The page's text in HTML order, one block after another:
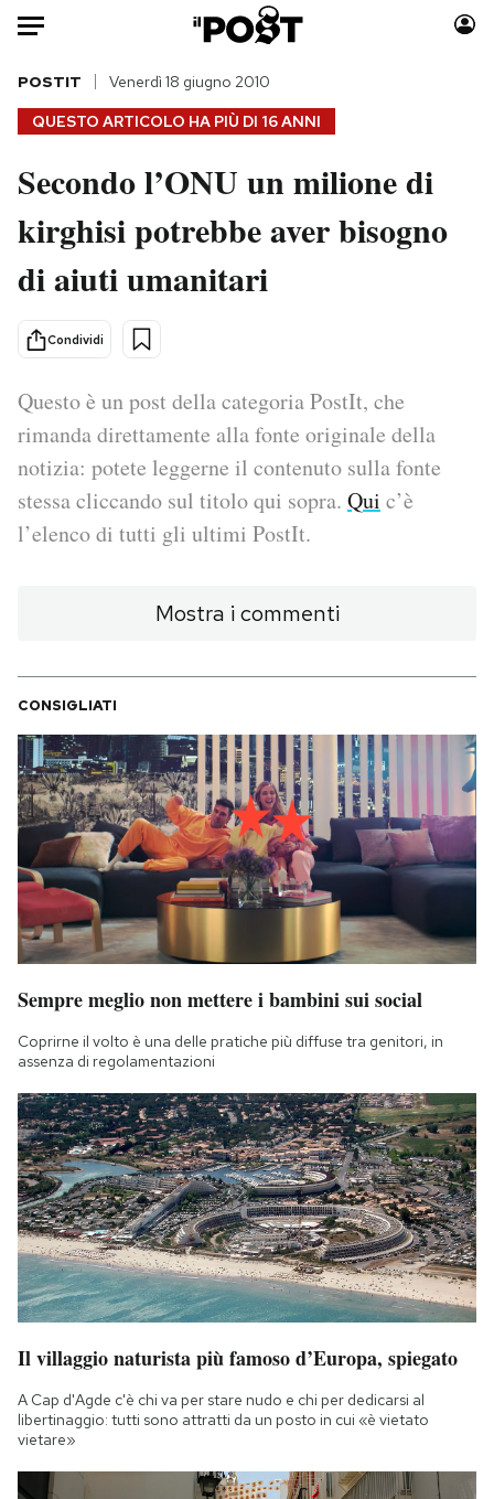
Auto
HOME
Italia
Politica
Tecnologia
Scienza
Economia
Sport
Moda
Consumismi
Altrecose
Mondiali calcio 2026
PODCAST
NEWSLETTER
I MIEI PREFERITI
SHOP
CALENDARIO
AREA PERSONALE
Area Personale
Notifiche mobile
Regala il Post
Hai bisogno di aiuto?
Esci
QUESTO ARTICOLO HA PIÙ DI 16 ANNI
POSTIT Venerdì 18 giugno 2010
Secondo l’ONU un milione di
kirghisi potrebbe aver bisogno
di aiuti umanitari
Condividi
Questo è un post della categoria PostIt, che
rimanda direttamente alla fonte originale della
notizia: potete leggerne il contenuto sulla fonte
stessa cliccando sul titolo qui sopra. Qui c’è
l’elenco di tutti gli ultimi PostIt.
Mostra i commenti
CONSIGLIATI
Sempre meglio non mettere i bambini sui social
Coprirne il volto è una delle pratiche più diffuse tra genitori, in
assenza di regolamentazioni
Il villaggio naturista più famoso d’Europa, spiegato
A Cap d'Agde c'è chi va per stare nudo e chi per dedicarsi al
libertinaggio: tutti sono attratti da un posto in cui «è vietato
vietare»